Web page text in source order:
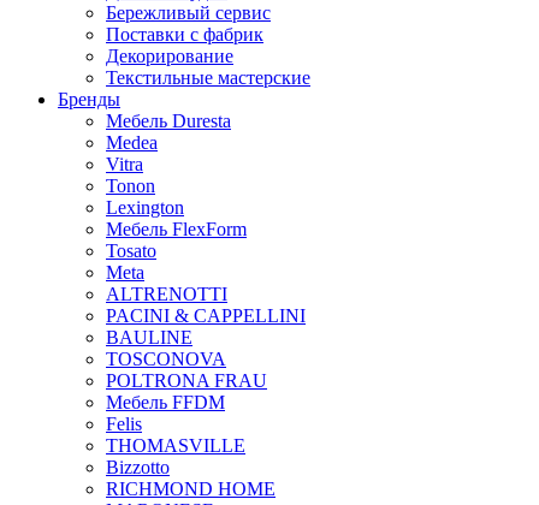
Бережливый сервис
Поставки с фабрик
Декорирование
Текстильные мастерские
Бренды
Мебель Duresta
Medea
Vitra
Tonon
Lexington
Мебель FlexForm
Tosato
Meta
ALTRENOTTI
PACINI & CAPPELLINI
BAULINE
TOSCONOVA
POLTRONA FRAU
Мебель FFDM
Felis
THOMASVILLE
Bizzotto
RICHMOND HOME